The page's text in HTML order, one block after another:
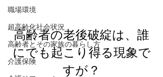
職場環境
超高齢化社会状況
高齢者とその家族の暮らし方
介護保険
高齢者の老後破綻は、誰
にでも起こり得る現象で
すが？